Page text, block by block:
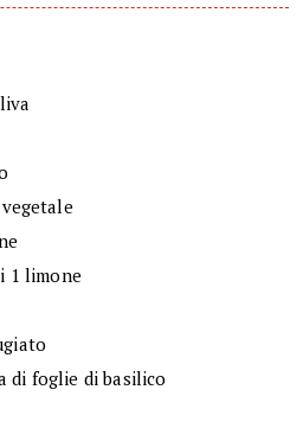
1 limone
di foglie di basilico